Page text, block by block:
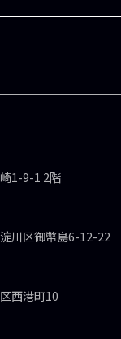
1-9-1 2階
川区御幣島6-12-22
西港町10